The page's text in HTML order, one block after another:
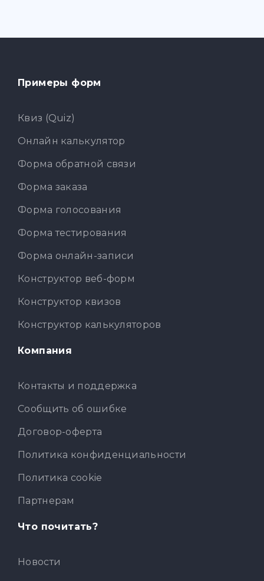
Примеры форм
Квиз (Quiz)
Онлайн калькулятор
Форма обратной связи
Форма заказа
Форма голосования
Форма тестирования
Форма онлайн-записи
Конструктор веб-форм
Конструктор квизов
Конструктор калькуляторов
Компания
Контакты и поддержка
Сообщить об ошибке
Договор-оферта
Политика конфиденциальности
Политика cookie
Партнерам
Что почитать?
Новости